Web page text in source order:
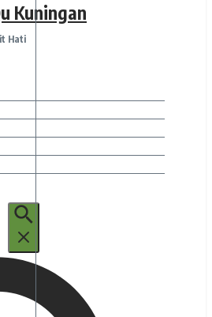
Kuningan
Hati